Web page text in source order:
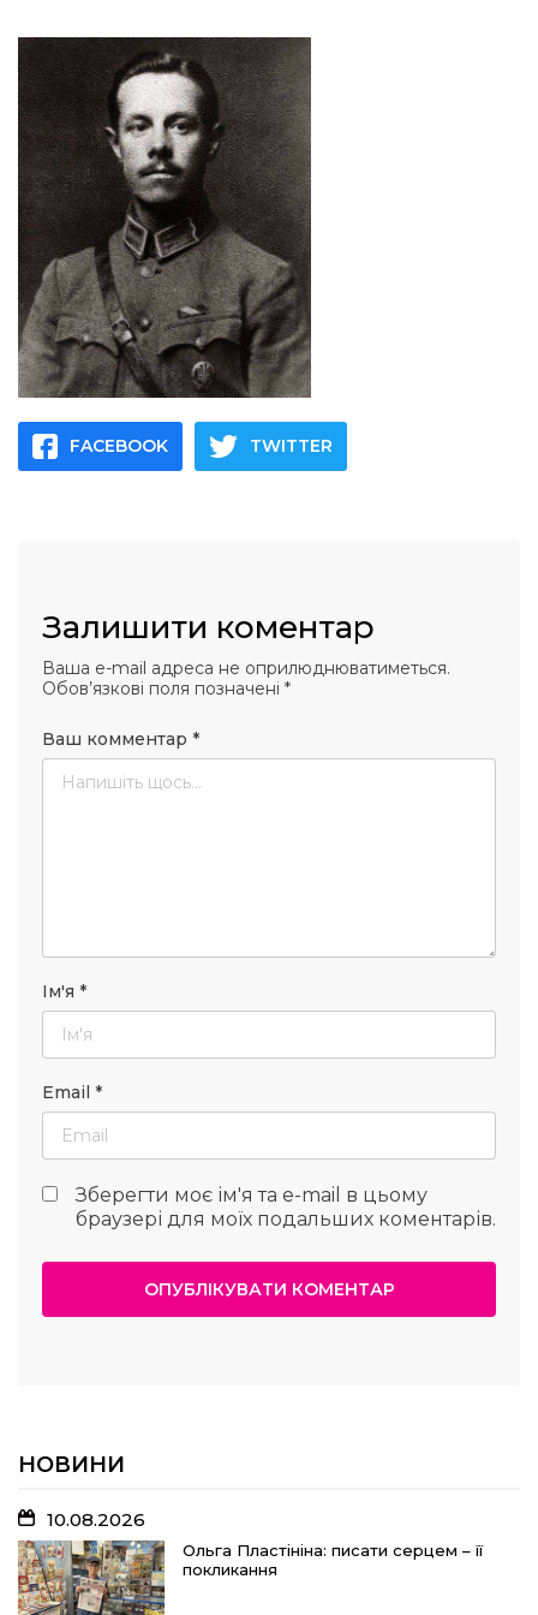
FACEBOOK TWITTER
Залишити коментар
Ваша e-mail адреса не оприлюднюватиметься.
Обов’язкові поля позначені *
Ваш комментар *
Ім'я *
Email *
Зберегти моє ім'я та e-mail в цьому
браузері для моїх подальших коментарів.
НОВИНИ
10.08.2026
Ольга Пластініна: писати серцем – її
покликання